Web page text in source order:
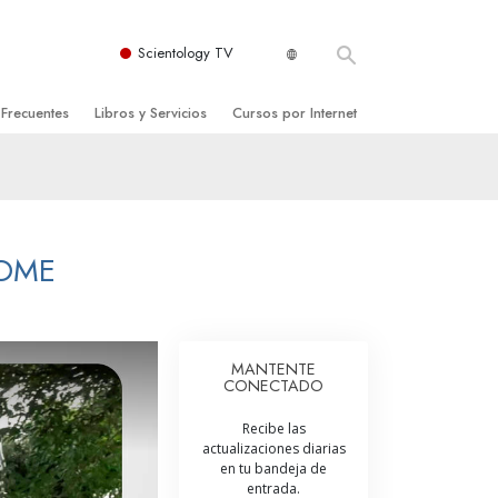
Scientology TV
de Scientology
Libros y Servicios
Introductorias
Iniciales
Cursos por Internet
Ayudas para Enfermedades y Lesiones
La Integridad y la Honestidad
El Matrimonio
La Escala Tonal Emocional
MANTENTE
CONECTADO
Recibe las
actualizaciones diarias
en tu bandeja de
entrada.